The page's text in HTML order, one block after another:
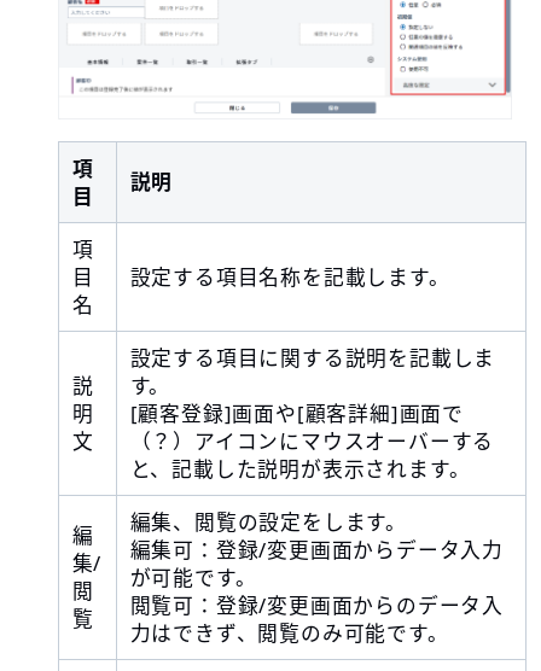
項
目
説明
項
目
名
設定する項目名称を記載します。
説
明
文
設定する項目に関する説明を記載しま
す。
[顧客登録]画面や[顧客詳細]画面で
（？）アイコンにマウスオーバーする
と、記載した説明が表示されます。
編
集/
閲
覧
編集、閲覧の設定をします。
編集可：登録/変更画面からデータ入力
が可能です。
閲覧可：登録/変更画面からのデータ入
力はできず、閲覧のみ可能です。